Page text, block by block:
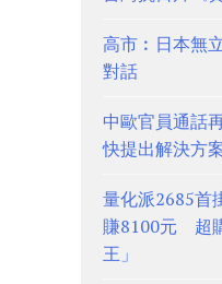
高市︰日本無
對話
中歐官員通話
快提出解決方
量化派2685首
賺8100元 超
王」